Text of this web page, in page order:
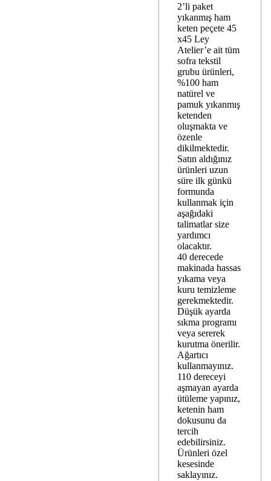
2’li paket
yıkanmış ham
keten peçete 45
x45 Ley
Atelier’e ait tüm
sofra tekstil
grubu ürünleri,
%100 ham
natürel ve
pamuk yıkanmış
ketenden
oluşmakta ve
özenle
dikilmektedir.
Satın aldığınız
ürünleri uzun
süre ilk günkü
formunda
kullanmak için
aşağıdaki
talimatlar size
yardımcı
olacaktır.
40 derecede
makinada hassas
yıkama veya
kuru temizleme
gerekmektedir.
Düşük ayarda
sıkma programı
veya sererek
kurutma önerilir.
Ağartıcı
kullanmayınız.
110 dereceyi
aşmayan ayarda
ütüleme yapınız,
ketenin ham
dokusunu da
tercih
edebilirsiniz.
Ürünleri özel
kesesinde
saklayınız.